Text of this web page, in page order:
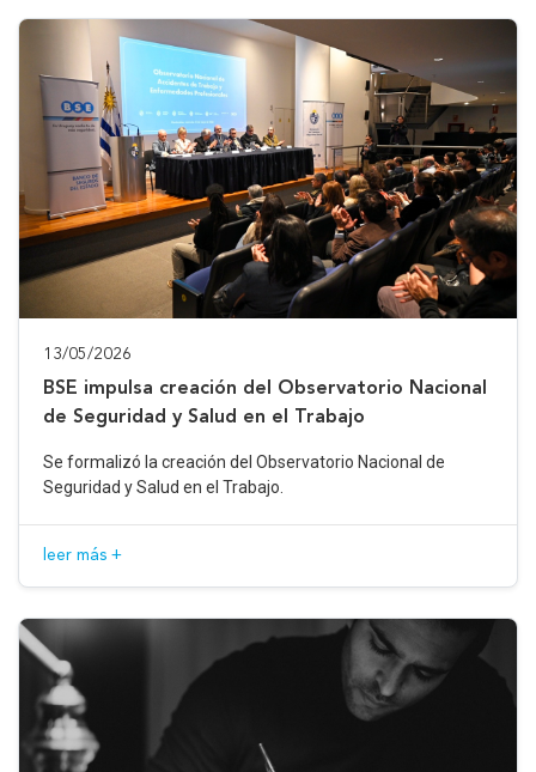
13/05/2026
BSE impulsa creación del Observatorio Nacional
de Seguridad y Salud en el Trabajo
Se formalizó la creación del Observatorio Nacional de
Seguridad y Salud en el Trabajo.
leer más +